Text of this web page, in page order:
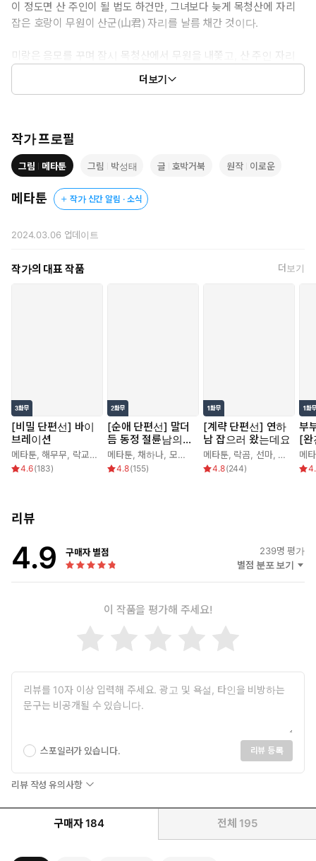
이 정도면 산 주인이 될 법도 하건만, 그녀보다 늦게 목청산에 자리
잡은 호랑이 무원이 산군(山君) 자리를 날름 채간 것이다.
미랑은 음모를 꾸며 잠시 목청산에서 무원을 내쫓고, 산 주인 자리
하지만, 무원은 바로 돌아와 분노하고, 둘은 또 드잡이질을 벌인다.
“떡 찧는 건 달토끼가 최고라던데, 여우랑 호랑이도 만만찮구나.
얼쑤!”
ⓒ호박거북,박성태(원작:이로운)/메타툰
더보기
작가 프로필
그림 메타툰 그림 박성태 글 호박거북 원작 이로운
메타툰 작가 신간 알림 · 소식
2024.03.06 업데이트
작가의 대표 작품 더보기
[비밀 단편선] 바이
브레이션
메타툰,해무무 락교보이 ,문정민
4.6(183)
[순애 단편선] 말더
듬 동정 절륜남의
순애
메타툰,채하나 모게게 눈물점
4.8(155)
[계략 단편선] 연하
남 잡으러 왔는데요
메타툰, 락곰 선마, 연폭
4.8(244)
부
[완
메
리뷰
4.9 구매자 별점 239명 평가
별점 분포 보기
이 작품을 평가해 주세요!
스포일러가 있습니다. 리뷰 등록
리뷰 작성 유의사항
구매자 184 전체 195